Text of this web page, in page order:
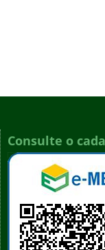
Consulte o